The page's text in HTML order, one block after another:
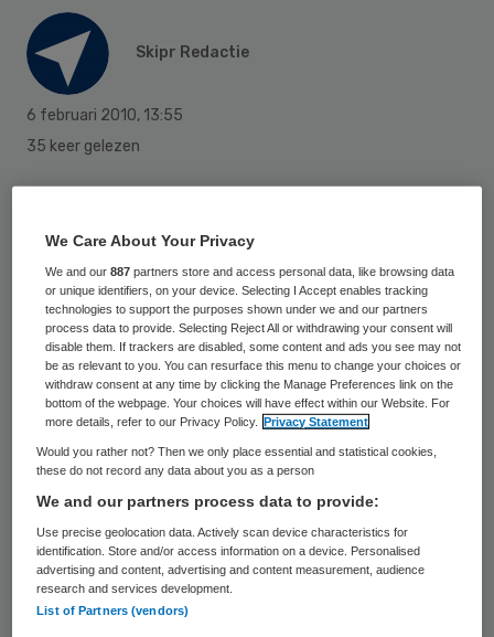
Skipr Redactie
6 februari 2010, 13:55
35 keer gelezen
benoemt op 1 maart Ben van Gent tot lid
van de raad van bestuur. Florence kent een
tweehoofdige raad van bestuur met als
voorzitter Jim van Geest.
Loopbaan Van Gent
Van Gentis sinds 2000 werkzaam als
interim bestuurder en strategisch adviseur
bij verschillende zorginstellingen via
management- en adviesbureau C3.
Voorheen heeft hij diverse
We Care About Your Privacy
We and our887 partners store and access personal data, like browsing data
or unique identifiers, on your device. Selecting I Accept enables tracking
technologies to support the purposes shown under we and our partners
process data to provide. Selecting Reject All or withdrawing your consent will
disable them. If trackers are disabled, some content and ads you see may not
be as relevant to you. You can resurface this menu to change your choices or
withdraw consent at any time by clicking the Manage Preferences link on the
bottom of the webpage. Your choices will have effect within our Website. For
more details, refer to our Privacy Policy.
Privacy Statement
Would you rather not? Then we only place essential and statistical cookies,
these do not record any data about you as a person
We and our partners process data to provide:
Use precise geolocation data. Actively scan device characteristics for
identification. Store and/or access information on a device. Personalised
advertising and content, advertising and content measurement, audience
research and services development.
List of Partners (vendors)